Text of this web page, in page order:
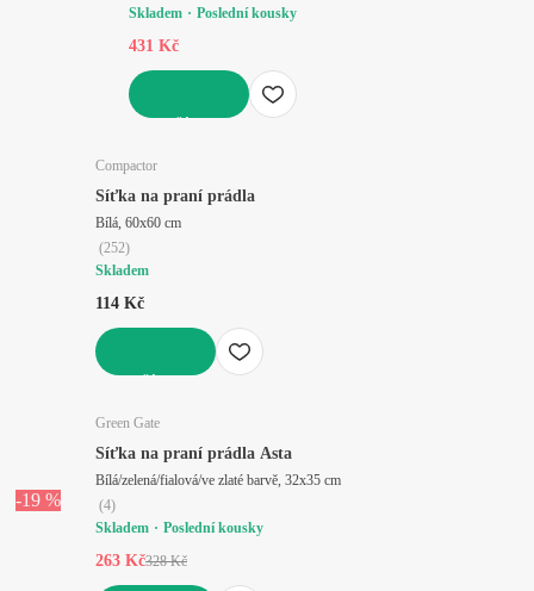
Skladem
Poslední kousky
431 Kč
Compactor
Síťka na praní prádla
Bílá, 60x60 cm
(252)
Skladem
114 Kč
-19 %
Green Gate
Síťka na praní prádla Asta
Bílá/zelená/fialová/ve zlaté barvě, 32x35 cm
(4)
Skladem
Poslední kousky
263 Kč328 Kč